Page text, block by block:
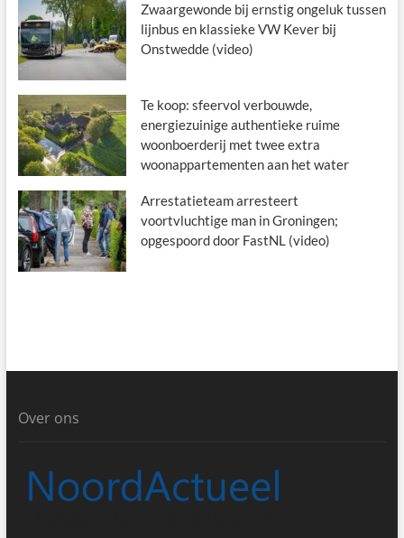
Zwaargewonde bij ernstig ongeluk tussen
lijnbus en klassieke VW Kever bij
Onstwedde (video)
Te koop: sfeervol verbouwde,
energiezuinige authentieke ruime
woonboerderij met twee extra
woonappartementen aan het water
Arrestatieteam arresteert
voortvluchtige man in Groningen;
opgespoord door FastNL (video)
Over ons